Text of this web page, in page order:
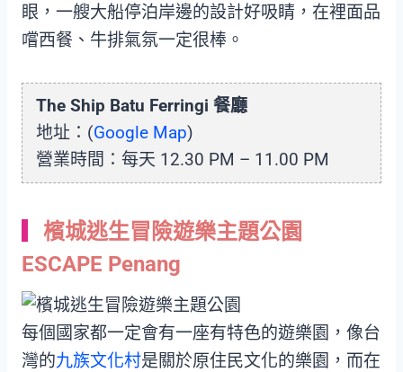
眼，一艘大船停泊岸邊的設計好吸睛，在裡面品
嚐西餐、牛排氣氛一定很棒。
The Ship Batu Ferringi 餐廳
地址：(Google Map)
營業時間：每天 12.30 PM – 11.00 PM
檳城逃生冒險遊樂主題公園
ESCAPE Penang
每個國家都一定會有一座有特色的遊樂園，像台
灣的九族文化村是關於原住民文化的樂園，而在